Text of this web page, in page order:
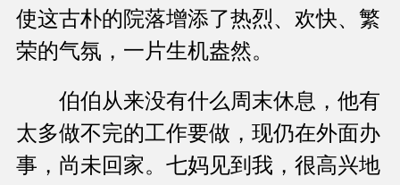
使这古朴的院落增添了热烈、欢快、繁
荣的气氛，一片生机盎然。
伯伯从来没有什么周末休息，他有
太多做不完的工作要做，现仍在外面办
事，尚未回家。七妈见到我，很高兴地